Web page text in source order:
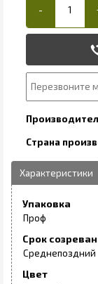
Упаковка
Проф
Срок
Среднепоздний
Цвет